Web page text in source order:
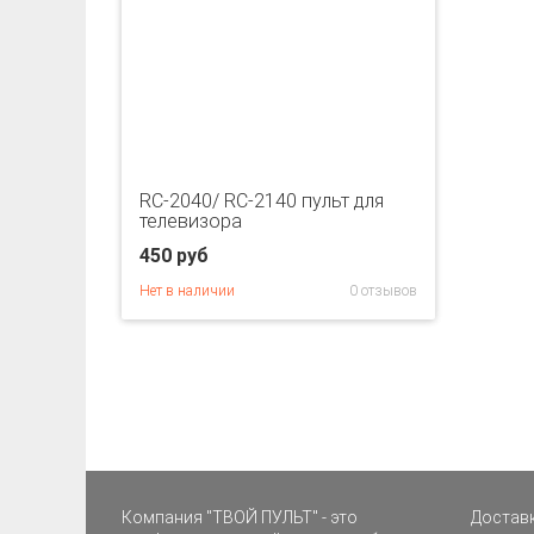
RC-2040/ RC-2140 пульт для
телевизора
450 руб
Нет в наличии 0 отзывов
Компания "ТВОЙ ПУЛЬТ" - это